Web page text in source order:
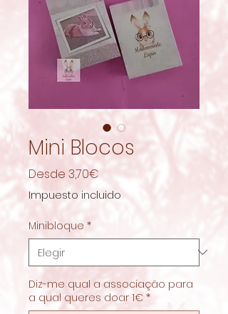
Mini Blocos
Desde 3,70€Precio
de
Impuesto incluido
Minibloque *
Diz-me qual a associação para
a qual queres doar 1€ *